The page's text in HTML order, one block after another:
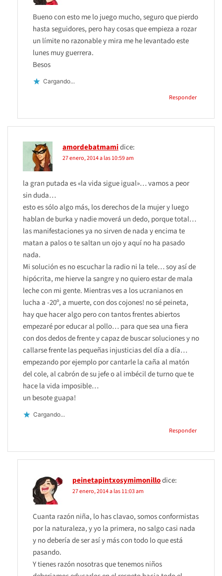
Bueno con esto me lo juego mucho, seguro que pierdo
hasta seguidores, pero hay cosas que empieza a rozar
un límite no razonable y mira me he levantado este
lunes muy guerrera.
Besos
Cargando...
Responder
amordebatmamidice:
27 enero, 2014 a las 10:59 am
la gran putada es «la vida sigue igual»… vamos a peor
sin duda…
esto es sólo algo más, los derechos de la mujer y luego
hablan de burka y nadie moverá un dedo, porque total…
las manifestaciones ya no sirven de nada y encima te
matan a palos o te saltan un ojo y aquí no ha pasado
nada.
Mi solución es no escuchar la radio ni la tele… soy así de
hipócrita, me hierve la sangre y no quiero estar de mala
leche con mi gente. Mientras ves a los ucranianos en
lucha a -20º, a muerte, con dos cojones! no sé peineta,
hay que hacer algo pero con tantos frentes abiertos
empezaré por educar al pollo… para que sea una fiera
con dos dedos de frente y capaz de buscar soluciones y no
callarse frente las pequeñas injusticias del día a día…
empezando por ejemplo por cantarle la caña al matón
del cole, al cabrón de su jefe o al imbécil de turno que te
hace la vida imposible…
un besote guapa!
Cargando...
Responder
peinetapintxosymimonillodice:
27 enero, 2014 a las 11:03 am
Cuanta razón niña, lo has clavao, somos conformistas
por la naturaleza, y yo la primera, no salgo casi nada
y no debería de ser así y más con todo lo que está
pasando.
Y tienes razón nosotras que tenemos niños